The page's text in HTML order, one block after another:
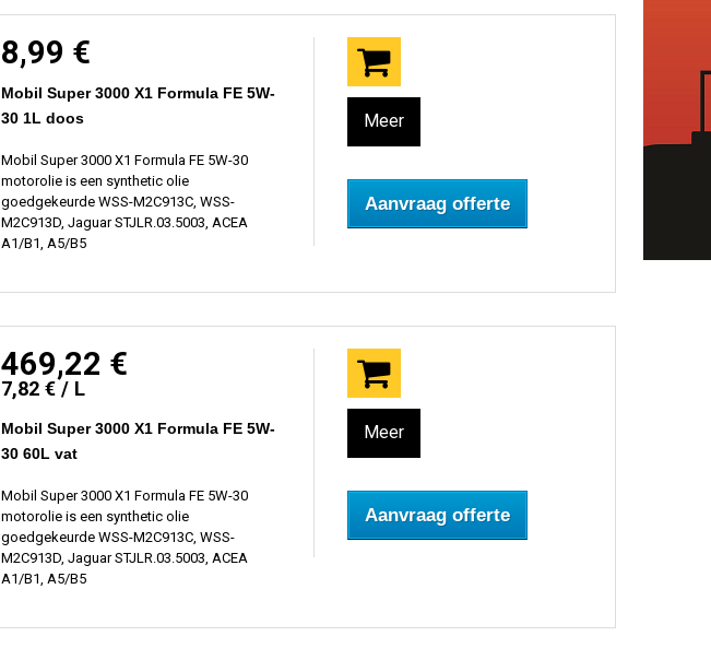
8,99 €
Mobil Super 3000 X1 Formula FE 5W-
30 1L doos
Mobil Super 3000 X1 Formula FE 5W-30
motorolie is een synthetic olie
goedgekeurde WSS-M2C913C, WSS-
M2C913D, Jaguar STJLR.03.5003, ACEA
A1/B1, A5/B5
Meer
Aanvraag offerte
469,22 €
7,82 € / L
Mobil Super 3000 X1 Formula FE 5W-
30 60L vat
Mobil Super 3000 X1 Formula FE 5W-30
motorolie is een synthetic olie
goedgekeurde WSS-M2C913C, WSS-
M2C913D, Jaguar STJLR.03.5003, ACEA
A1/B1, A5/B5
Meer
Aanvraag offerte